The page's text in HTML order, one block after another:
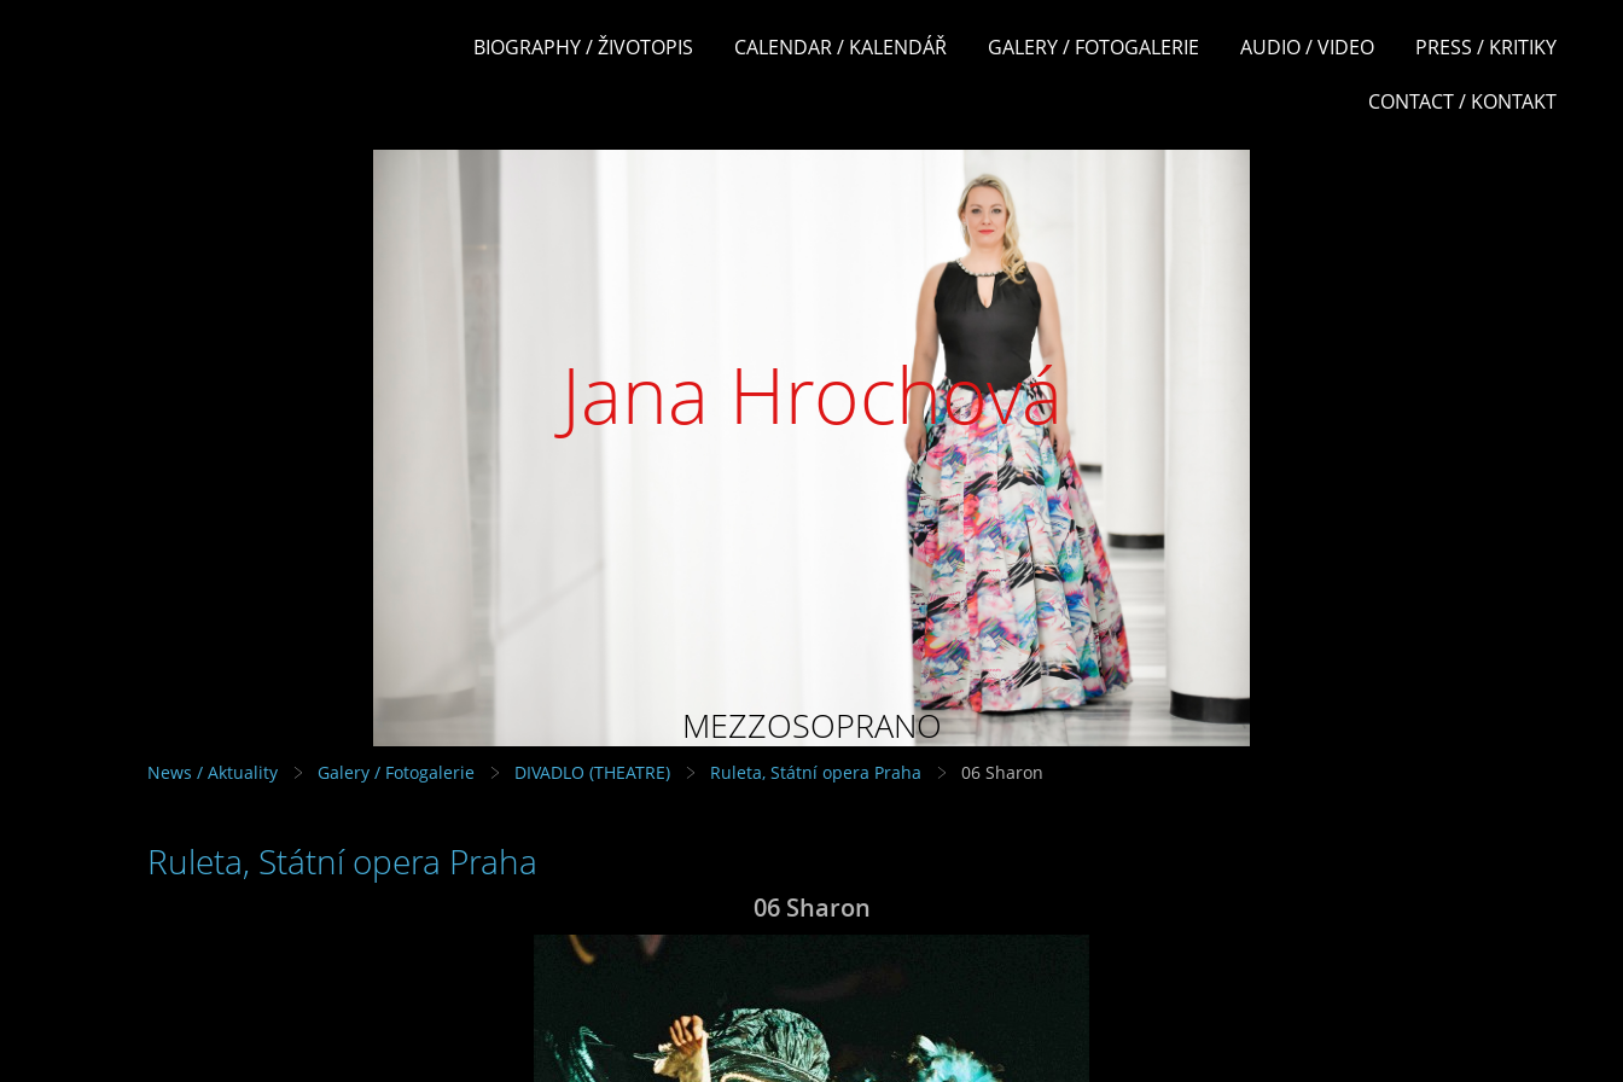
BIOGRAPHY / ŽIVOTOPIS CALENDAR / KALENDÁŘ GALERY / FOTOGALERIE AUDIO / VIDEO PRESS / KRITIKY
CONTACT / KONTAKT
Jana Hrochová
MEZZOSOPRANO
News / Aktuality Galery / Fotogalerie DIVADLO (THEATRE) Ruleta, Státní opera Praha 06 Sharon
Ruleta, Státní opera Praha
06 Sharon